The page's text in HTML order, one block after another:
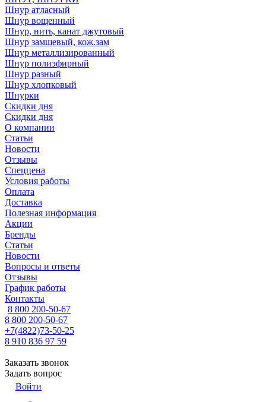
Шнур атласный
Шнур вощенный
Шнур, нить, канат джутовый
Шнур замшевый, кож.зам
Шнур металлизированный
Шнур полиэфирный
Шнур разный
Шнур хлопковый
Шнурки
Скидки дня
Скидки дня
О компании
Статьи
Новости
Отзывы
Спеццена
Условия работы
Оплата
Доставка
Полезная информация
Акции
Бренды
Статьи
Новости
Вопросы и ответы
Отзывы
График работы
Контакты
8 800 200-50-67
8 800 200-50-67
+7(4822)73-50-25
8 910 836 97 59
Заказать звонок
Задать вопрос
Войти